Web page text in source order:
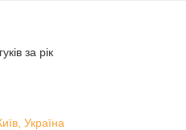
за рік
Україна